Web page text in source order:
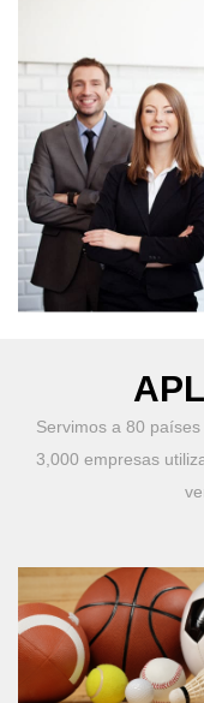
Servimos a 80
3,000 empresas